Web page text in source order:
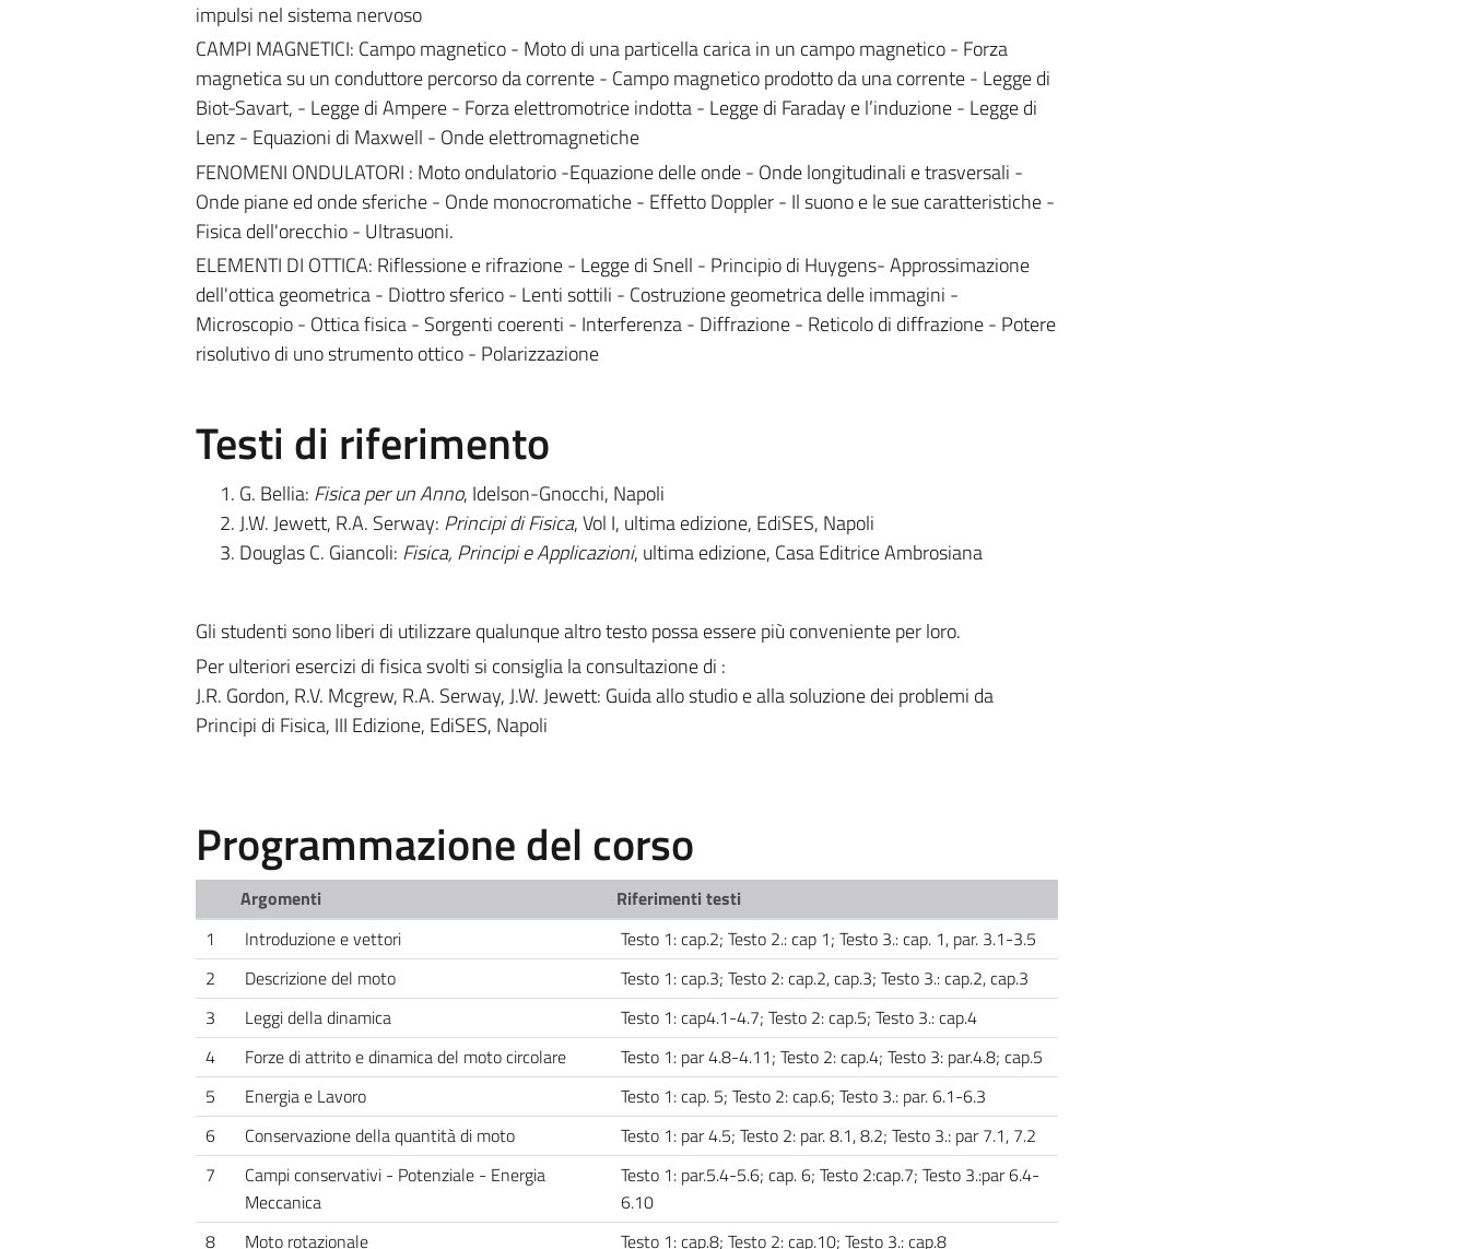
impulsi nel sistema nervoso
CAMPI MAGNETICI: Campo magnetico - Moto di una particella carica in un campo magnetico - Forza
magnetica su un conduttore percorso da corrente - Campo magnetico prodotto da una corrente - Legge di
Biot-Savart, - Legge di Ampere - Forza elettromotrice indotta - Legge di Faraday e l’induzione - Legge di
Lenz - Equazioni di Maxwell - Onde elettromagnetiche
FENOMENI ONDULATORI : Moto ondulatorio -Equazione delle onde - Onde longitudinali e trasversali -
Onde piane ed onde sferiche - Onde monocromatiche - Effetto Doppler - Il suono e le sue caratteristiche -
Fisica dell'orecchio - Ultrasuoni.
ELEMENTI DI OTTICA: Riflessione e rifrazione - Legge di Snell - Principio di Huygens- Approssimazione
dell'ottica geometrica - Diottro sferico - Lenti sottili - Costruzione geometrica delle immagini -
Microscopio - Ottica fisica - Sorgenti coerenti - Interferenza - Diffrazione - Reticolo di diffrazione - Potere
risolutivo di uno strumento ottico - Polarizzazione
Testi di riferimento
G. Bellia: Fisica per un Anno, Idelson-Gnocchi, Napoli
J.W. Jewett, R.A. Serway: Principi di Fisica, Vol I, ultima edizione, EdiSES, Napoli
Douglas C. Giancoli: Fisica, Principi e Applicazioni, ultima edizione, Casa Editrice Ambrosiana
Gli studenti sono liberi di utilizzare qualunque altro testo possa essere più conveniente per loro.
Per ulteriori esercizi di fisica svolti si consiglia la consultazione di :
J.R. Gordon, R.V. Mcgrew, R.A. Serway, J.W. Jewett: Guida allo studio e alla soluzione dei problemi da
Principi di Fisica, III Edizione, EdiSES, Napoli
Programmazione del corso
Argomenti
Riferimenti testi
1
Introduzione e vettori
Testo 1: cap.2; Testo 2.: cap 1; Testo 3.: cap. 1, par. 3.1-3.5
2
Descrizione del moto
Testo 1: cap.3; Testo 2: cap.2, cap.3; Testo 3.: cap.2, cap.3
3
Leggi della dinamica
Testo 1: cap4.1-4.7; Testo 2: cap.5; Testo 3.: cap.4
4
Forze di attrito e dinamica del moto circolare
Testo 1: par 4.8-4.11; Testo 2: cap.4; Testo 3: par.4.8; cap.5
5
Energia e Lavoro
Testo 1: cap. 5; Testo 2: cap.6; Testo 3.: par. 6.1-6.3
6
Conservazione della quantità di moto
Testo 1: par 4.5; Testo 2: par. 8.1, 8.2; Testo 3.: par 7.1, 7.2
7
Campi conservativi - Potenziale - Energia
Meccanica
Testo 1: par.5.4-5.6; cap. 6; Testo 2:cap.7; Testo 3.:par 6.4-
6.10
8
Moto rotazionale Testo 1: cap.8; Testo 2: cap.10; Testo 3.: cap.8